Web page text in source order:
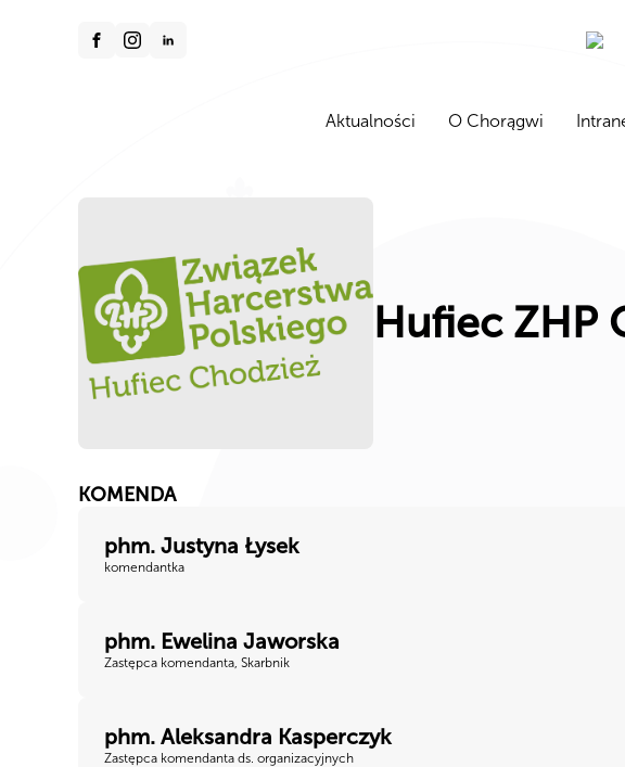
Aktualności O Chorągwi
Hufiec ZHP
KOMENDA
phm. Justyna Łysek
komendantka
phm. Ewelina Jaworska
Zastępca komendanta, Skarbnik
phm. Aleksandra Kasperczyk
Zastępca komendanta ds. organizacyjnych